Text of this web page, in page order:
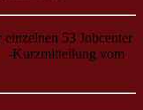
einzelnen 53 Jobcenter
-Kurzmitteilung vom